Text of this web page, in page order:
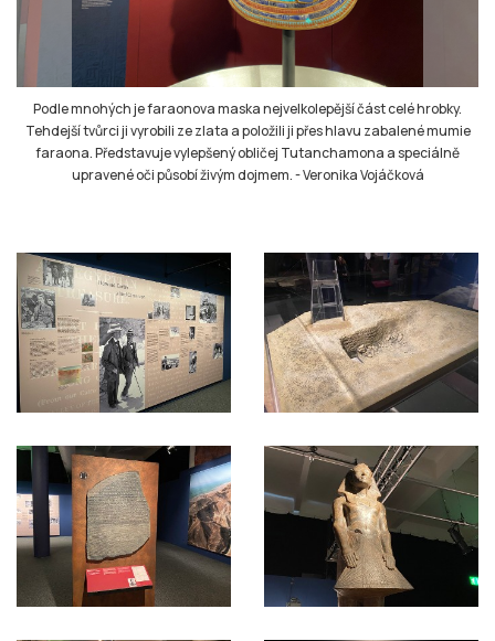
Podle mnohých je faraonova maska nejvelkolepější část celé hrobky.
Tehdejší tvůrci ji vyrobili ze zlata a položili ji přes hlavu zabalené mumie
faraona. Představuje vylepšený obličej Tutanchamona a speciálně
upravené oči působí živým dojmem.-Veronika Vojáčková